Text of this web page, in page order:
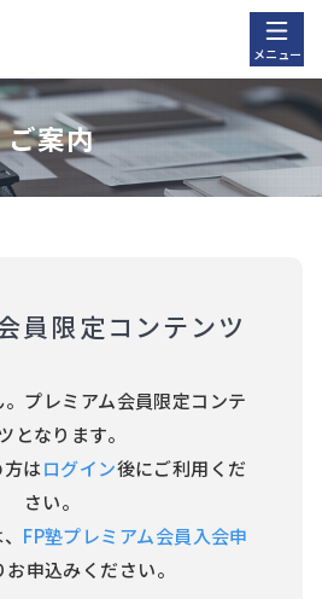
メニュー
ご案内
員限定コンテンツ
プレミアム会員限定コンテ
となります。
はログイン後にご利用くだ
さい。
FP塾プレミアム会員入会申
お申込みください。